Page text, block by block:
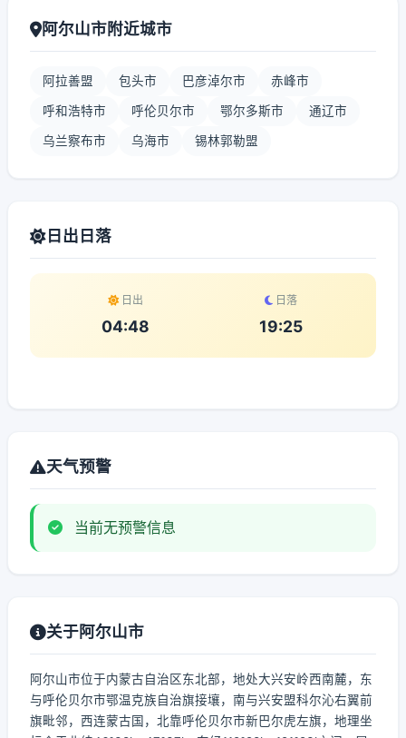
阿尔山市附近城市
阿拉善盟 包头市 巴彦淖尔市 赤峰市
呼和浩特市 呼伦贝尔市 鄂尔多斯市 通辽市
乌兰察布市 乌海市 锡林郭勒盟
日出日落
日出
04:48
日落
19:25
天气预警
当前无预警信息
关于阿尔山市
阿尔山市位于内蒙古自治区东北部，地处大兴安岭西南麓，东
与呼伦贝尔市鄂温克族自治旗接壤，南与兴安盟科尔沁右翼前
旗毗邻，西连蒙古国，北靠呼伦贝尔市新巴尔虎左旗，地理坐